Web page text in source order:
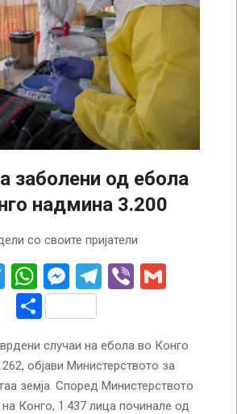
заболени од ебола
надмина 3.200
со своите пријатели
Twitter
WhatsApp
Messenger
Telegram
Viber
Share
случаи на ебола во Конго
објави Министерството за
земја. Според Министерството
Конго, 1.437 лица починале од